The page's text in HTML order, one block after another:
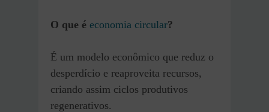
O que é economia circular?
É um modelo econômico que reduz o
desperdício e reaproveita recursos,
criando assim ciclos produtivos
regenerativos.